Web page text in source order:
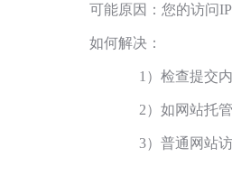
可能原因：您的访问
如何解决：
1）检查提交
2）如网站托
3）普通网站